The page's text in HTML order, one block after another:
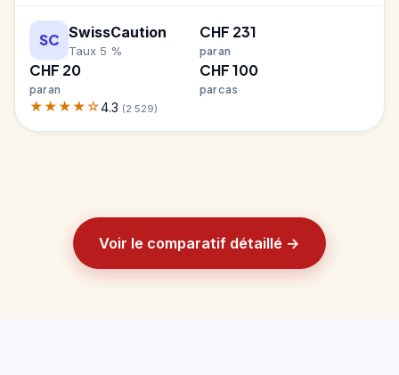
SC SwissCaution
Taux 5 %
CHF 231
par an
CHF 20
par an
CHF 100
par cas
★★★★☆4.3 (2 529)
Voir le comparatif détaillé →